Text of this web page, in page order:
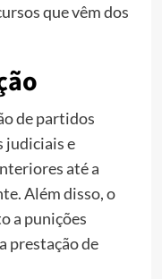
que vêm dos
de partidos
judiciais e
até a
Além disso, o
a punições
prestação de